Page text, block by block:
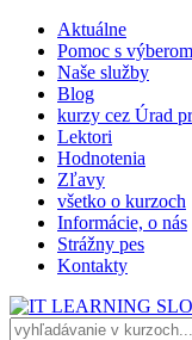
Aktuálne
Pomoc s výberom
Naše služby
Blog
kurzy cez Úrad
Lektori
Hodnotenia
Zľavy
všetko o kurzoch
Informácie, o nás
Strážny pes
Kontakty